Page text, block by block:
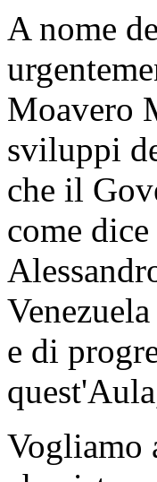
A nome
Moavero
sviluppi
che il
come
e di
Vogliamo